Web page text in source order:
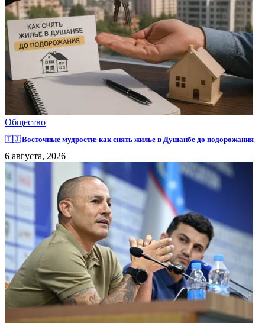
Общество
🇹🇯 Восточные мудрости: как снять жилье в Душанбе до подорожания
6 августа, 2026